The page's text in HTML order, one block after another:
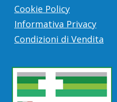
Cookie Policy
Informativa Privacy
Condizioni di Vendita